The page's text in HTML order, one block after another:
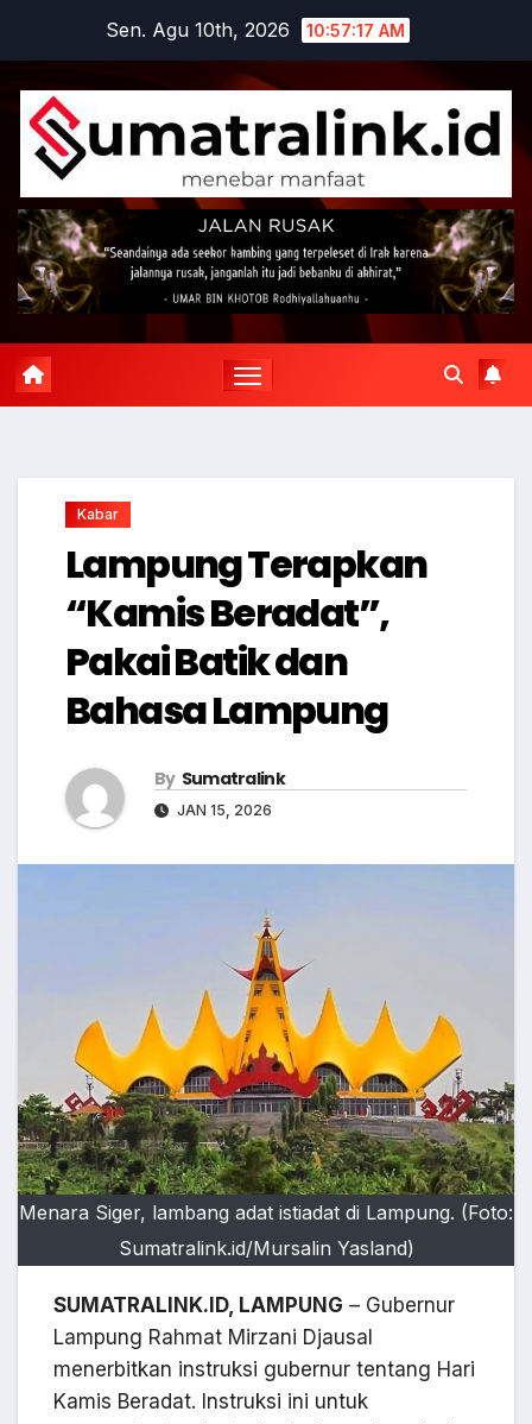
content
Sen. Agu 10th, 2026 10:57:18 AM
Kabar
Lampung Terapkan
“Kamis Beradat”,
Pakai Batik dan
Bahasa Lampung
By Sumatralink
JAN 15, 2026
Menara Siger, lambang adat istiadat di Lampung. (Foto:
Sumatralink.id/Mursalin Yasland)
SUMATRALINK.ID, LAMPUNG – Gubernur
Lampung Rahmat Mirzani Djausal
menerbitkan instruksi gubernur tentang Hari
Kamis Beradat. Instruksi ini untuk